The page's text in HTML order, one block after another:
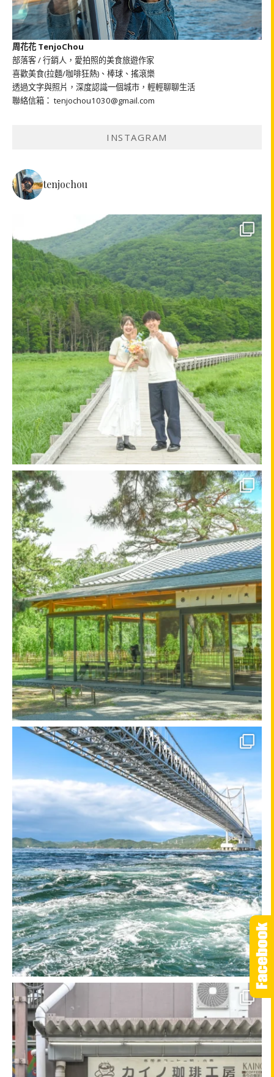
周花花 TenjoChou
部落客 / 行銷人，愛拍照的美食旅遊作家
喜歡美食(拉麵/咖啡狂熱)、棒球、搖滾樂
透過文字與照片，深度認識一個城市，輕輕聊聊生活
聯絡信箱： tenjochou1030@gmail.com
INSTAGRAM
tenjochou